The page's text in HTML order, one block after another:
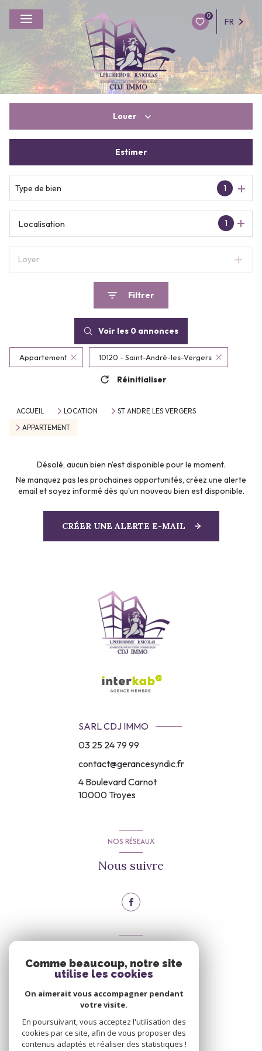
0
FR
Louer
Estimer
Type de bien 1
1
Localisation
Loyer
Filtrer
Voir les 0 annonces
Appartement 10120 - Saint-André-les-Vergers
Réinitialiser
ACCUEIL LOCATION
ST ANDRE LES VERGERS
APPARTEMENT
Désolé, aucun bien n'est disponible pour le moment.
Ne manquez pas les prochaines opportunités, créez une alerte
email et soyez informé dès qu'un nouveau bien est disponible.
CRÉER UNE ALERTE E-MAIL
SARL CDJ IMMO
03 25 24 79 99
contact@gerancesyndic.fr
4 Boulevard Carnot
10000 Troyes
NOS RÉSEAUX
Nous suivre
Espace propriétaire
Se connecter
Comme beaucoup, notre site
utilise les cookies
On aimerait vous accompagner pendant
votre visite.
En poursuivant, vous acceptez l'utilisation des
cookies par ce site, afin de vous proposer des
contenus adaptés et réaliser des statistiques !